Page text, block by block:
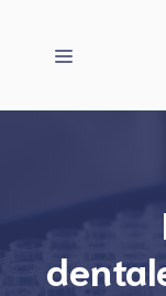
contenido
Menú